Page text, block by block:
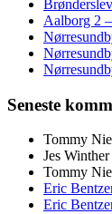
Aalborg 2
Seneste
Tommy
Jes Winther
Tommy
Eric
Eric